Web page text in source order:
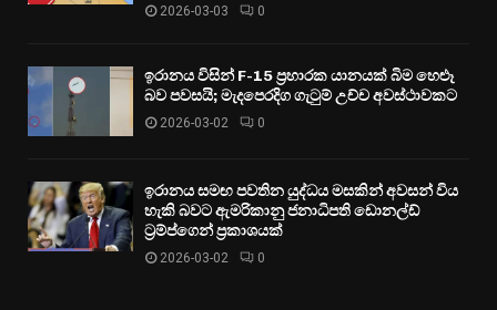
2026-03-03 0
ඉරානය විසින් F-15 ප්‍රහාරක යානයක් බිම හෙළූ
බව පවසයි; මැදපෙරදිග ගැටුම් උච්ච අවස්ථාවකට
2026-03-02 0
ඉරානය සමඟ පවතින යුද්ධය මසකින් අවසන් විය
හැකි බවට ඇමරිකානු ජනාධිපති ඩොනල්ඩ්
ට්‍රම්ප්ගෙන් ප්‍රකාශයක්
2026-03-02 0